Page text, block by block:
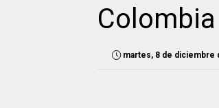
martes, 8 de diciembre